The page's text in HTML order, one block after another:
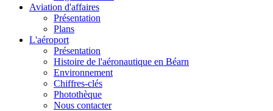
Aviation d'affaires
Présentation
Plans
L'aéroport
Présentation
Histoire de l'aéronautique en Béarn
Environnement
Chiffres-clés
Photothèque
Nous contacter